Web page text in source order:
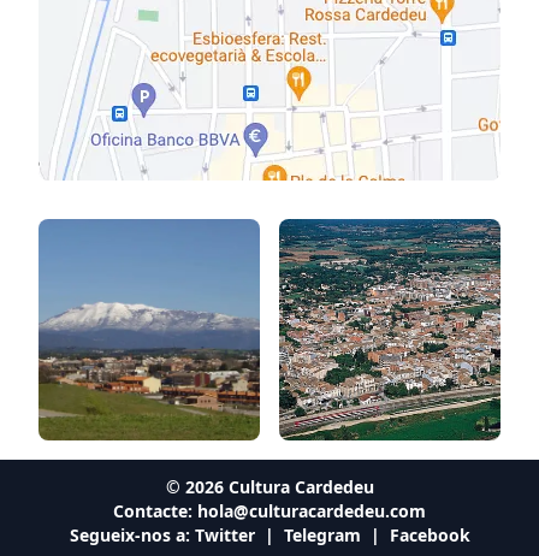
© 2026Cultura Cardedeu
Contacte: hola@culturacardedeu.com
Segueix-nos a: Twitter | Telegram | Facebook